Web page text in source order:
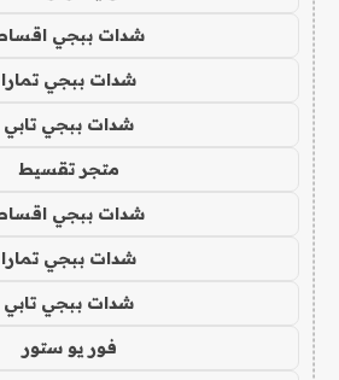
شدات ببجي
شدات ببجي تمارا
شدات ببجي تابي
متجر تقسيط
شدات ببجي
شدات ببجي تمارا
شدات ببجي تابي
فور يو ستور